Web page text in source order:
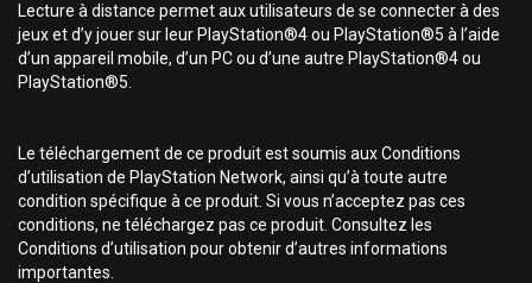
Lecture à distance permet aux utilisateurs de se connecter à des
jeux et d’y jouer sur leur PlayStation®4 ou PlayStation®5 à l’aide
d’un appareil mobile, d’un PC ou d’une autre PlayStation®4 ou
PlayStation®5.
Le téléchargement de ce produit est soumis aux Conditions
d’utilisation de PlayStation Network, ainsi qu’à toute autre
condition spécifique à ce produit. Si vous n’acceptez pas ces
conditions, ne téléchargez pas ce produit. Consultez les
Conditions d’utilisation pour obtenir d’autres informations
importantes.